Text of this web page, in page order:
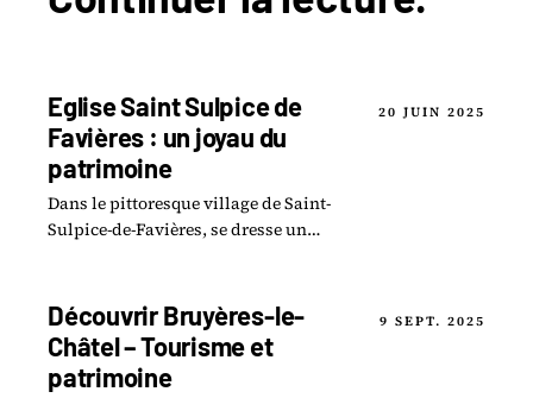
Eglise Saint Sulpice de
Favières : un joyau du
patrimoine
Dans le pittoresque village de Saint-
Sulpice-de-Favières, se dresse un
20 JUIN 2025
Découvrir Bruyères-le-
Châtel – Tourisme et
patrimoine
9 SEPT. 2025